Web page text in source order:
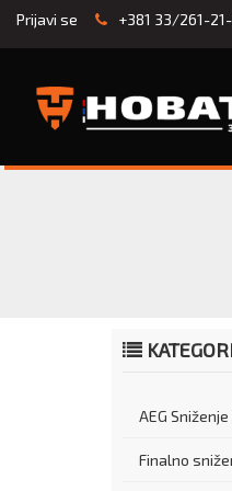
Prijavi se +381 33/261-21-
AEG
Finalno